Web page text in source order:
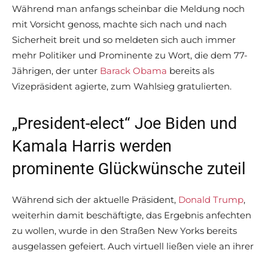
Während man anfangs scheinbar die Meldung noch
mit Vorsicht genoss, machte sich nach und nach
Sicherheit breit und so meldeten sich auch immer
mehr Politiker und Prominente zu Wort, die dem 77-
Jährigen, der unter Barack Obama bereits als
Vizepräsident agierte, zum Wahlsieg gratulierten.
„President-elect“ Joe Biden und
Kamala Harris werden
prominente Glückwünsche zuteil
Während sich der aktuelle Präsident, Donald Trump,
weiterhin damit beschäftigte, das Ergebnis anfechten
zu wollen, wurde in den Straßen New Yorks bereits
ausgelassen gefeiert. Auch virtuell ließen viele an ihrer